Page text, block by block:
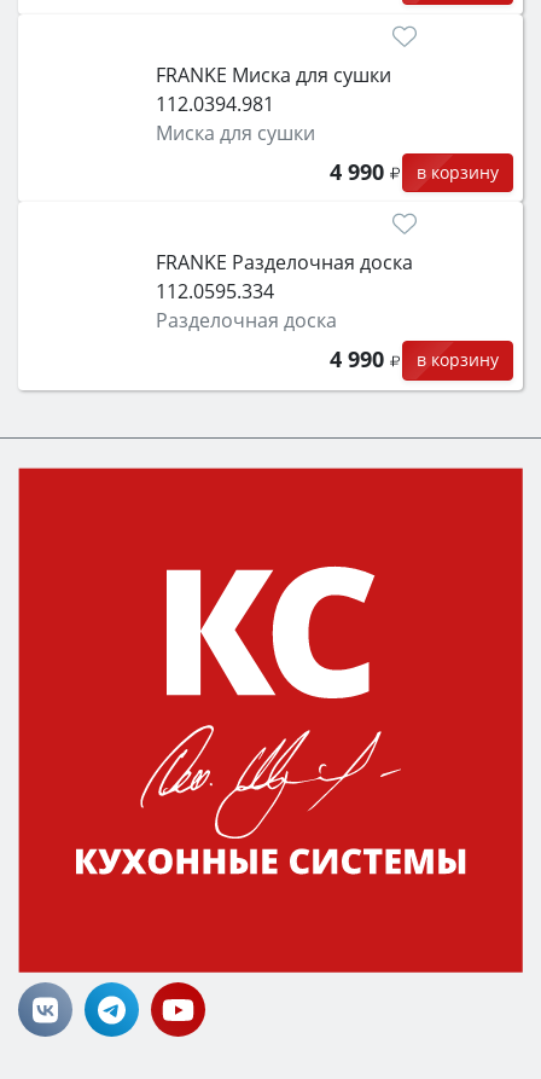
FRANKE Миска для сушки
112.0394.981
Миска для сушки
4 990 в корзину
FRANKE Разделочная доска
112.0595.334
Разделочная доска
4 990 в корзину